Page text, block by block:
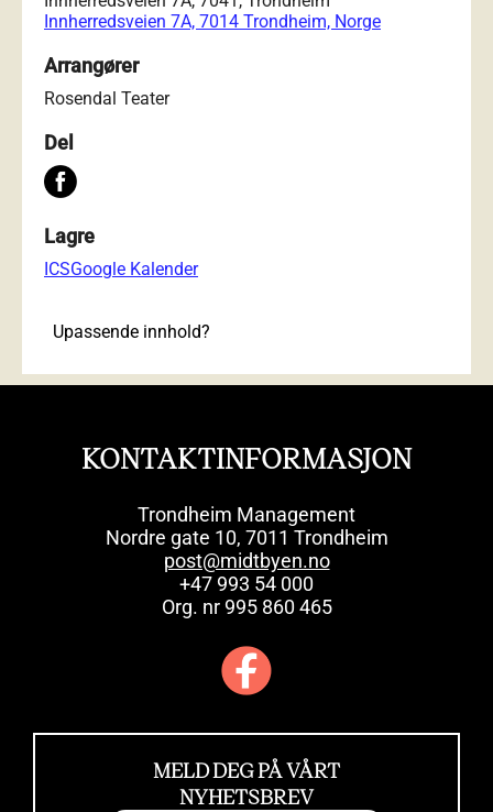
Innherredsveien 7A, 7014 Trondheim, Norge
Arrangører
Rosendal Teater
Del
Lagre
ICSGoogle Kalender
Upassende innhold?
KONTAKTINFORMASJON
Trondheim Management
Nordre gate 10, 7011 Trondheim
post@midtbyen.no
+47 993 54 000
Org. nr 995 860 465
MELD DEG PÅ VÅRT
NYHETSBREV